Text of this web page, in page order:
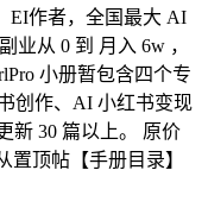
EI作者，全国最大 AI
业从 0 到 月入 6w ，
小册暂包含四个专
创作、AI 小红书变现
新 30 篇以上。 原价
置顶帖【手册目录】